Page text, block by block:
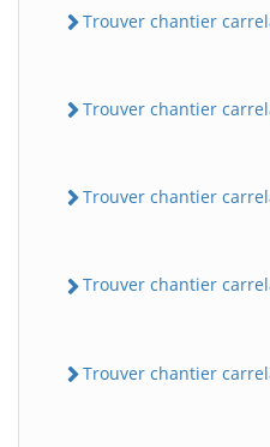
Trouver chantier
Trouver chantier
Trouver chantier
Trouver chantier
Trouver chantier